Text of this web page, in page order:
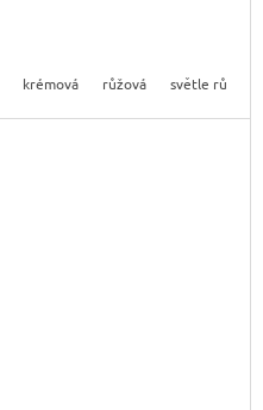
krémová růžová světle růžová